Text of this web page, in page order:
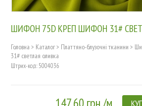
ШИФОН 75D КРЕП ШИФОН 31#
Головна > Каталог> Платтяно-блузочні тканини >
31# светлая оливка
Штрих-код: 5004036